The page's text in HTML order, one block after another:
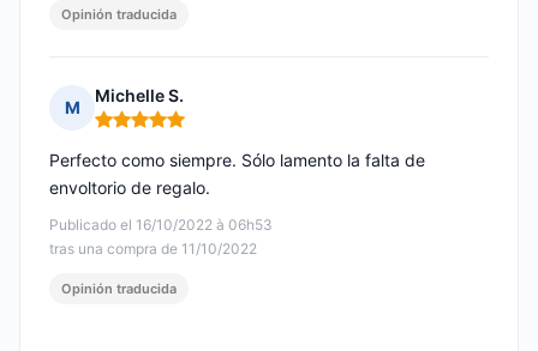
Opinión traducida
M
Michelle S.
Nota: 5 de 5
Publicado el 16/10/2022 à 06h53
tras una compra de 11/10/2022
Perfecto como siempre. Sólo lamento la falta de
envoltorio de regalo.
Opinión traducida